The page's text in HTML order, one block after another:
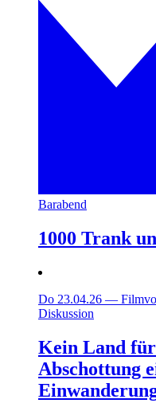
Barabend
1000 Trank
Do 23.04.26 —
Diskussion
Kein Land
Abschottung